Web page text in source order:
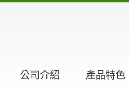
公司介紹 產品特色